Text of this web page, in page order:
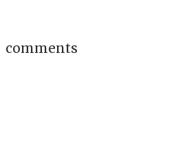
comments